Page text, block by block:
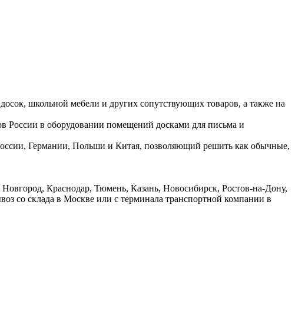
школьной мебели и других сопутствующих товаров, а также на
России в оборудовании помещений досками для письма и
Германии, Польши и Китая, позволяющий решить как обычные,
Краснодар, Тюмень, Казань, Новосибирск, Ростов-на-Дону,
со склада в Москве или с терминала транспортной компании в